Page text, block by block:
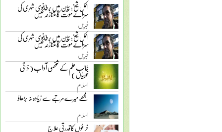
اکمل شیخ: چین میں برطانوی شہری کی
سزائے موت کا متنازعہ کیس
خبریں
اکمل شیخ: چین میں برطانوی شہری کی
سزائے موت کا متنازعہ کیس
خبریں
طالب علم کے شخصی آداب ( ذاتی
خوبیاں )
اسلام
مجھے میرے مرتبے سے زیادہ نہ بڑھاؤ
اسلام
خراٹوں کا قدرتی علاج